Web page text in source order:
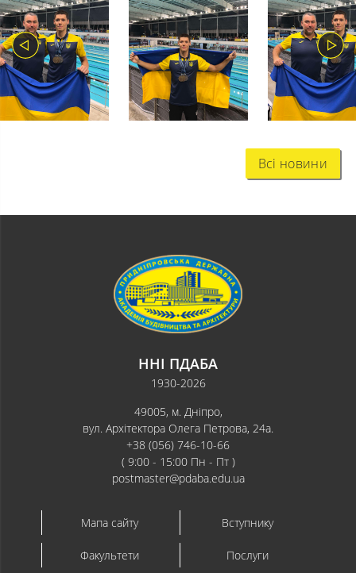
Всі новини
ННІ ПДАБА
1930-2026
49005, м. Дніпро,
вул. Архітектора Олега Петрова, 24а.
+38 (056) 746-10-66
( 9:00 - 15:00 Пн - Пт )
postmaster@pdaba.edu.ua
Мапа сайту Вступнику
Факультети Послуги